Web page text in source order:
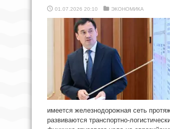
01.07.2026 20:10 ЭКОНОМИКА
имеется железнодорожная сеть
развиваются транспортно-